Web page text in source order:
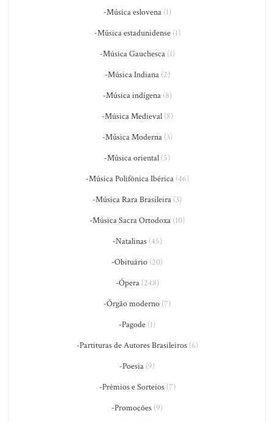
-Música eslovena(1)
-Música estadunidense(1)
-Música Gauchesca(1)
-Música Indiana(2)
-Música indígena(8)
-Música Medieval(8)
-Música Moderna(3)
-Música oriental (5)
-Música Polifônica Ibérica(46)
-Música Rara Brasileira (3)
-Música Sacra Ortodoxa (10)
-Natalinas(45)
-Obituário (20)
-Ópera(248)
-Órgão moderno (7)
-Pagode (1)
-Partituras de Autores Brasileiros(6)
-Poesia (9)
-Prêmios e Sorteios(7)
-Promoções (9)